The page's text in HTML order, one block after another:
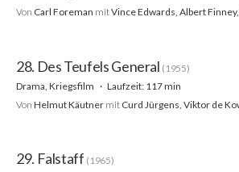
Von Carl Foreman mitVince Edwards, Albert
28. Des Teufels General (1955)
Drama, Kriegsfilm
Laufzeit: 117 min
Von Helmut Käutner mit Curd Jürgens, Viktor de
29. Falstaff (1965)